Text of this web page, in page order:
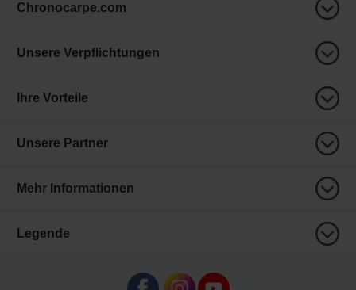
Chronocarpe.com
Unsere Verpflichtungen
Ihre Vorteile
Unsere Partner
Mehr Informationen
Legende